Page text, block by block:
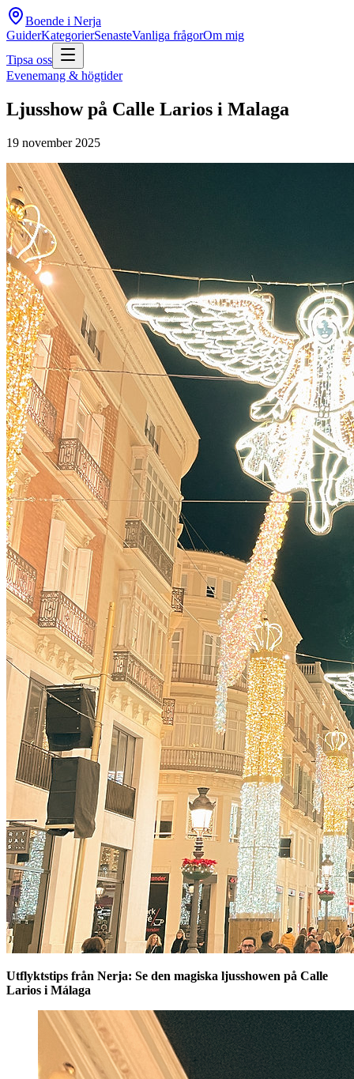
Boende i Nerja
GuiderKategorierSenasteVanliga frågorOm mig
Tipsa oss
Evenemang & högtider
Ljusshow på Calle Larios i Malaga
19 november 2025
Utflyktstips från Nerja: Se den magiska ljusshowen på Calle
Larios i Málaga